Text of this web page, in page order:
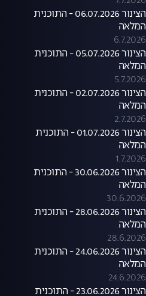
הצינור 06.07.2026 - התוכנית
המלאה
6.7.2026
הצינור 05.07.2026 - התוכנית
המלאה
5.7.2026
הצינור 02.07.2026 - התוכנית
המלאה
2.7.2026
הצינור 01.07.2026 - התוכנית
המלאה
1.7.2026
הצינור 30.06.2026 - התוכנית
המלאה
30.6.2026
הצינור 28.06.2026 - התוכנית
המלאה
28.6.2026
הצינור 24.06.2026 - התוכנית
המלאה
24.6.2026
הצינור 23.06.2026 - התוכנית